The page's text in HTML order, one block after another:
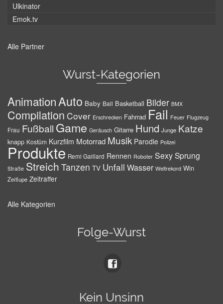
Ulkinator
Emok.tv
Alle Partner
Wurst-Kategorien
AnimationAuto Baby Ball Basketball Bilder BMX
Compilation Cover Erschrecken Fahrrad Fail Feuer Flugzeug
Frau Fußball Game Geräusch Gitarre Hund Junge Katze
knapp Kostüm Kurzfilm Motorrad Musik Parodie Polizei
Produkte Remi Gaillard Rennen Roboter SexySprung
Straße Streich Tanzen TV Unfall Wasser Weltrekord Win
Zeitlupe Zeitraffer
Alle Kategorien
Folge-Wurst
Kein Unsinn